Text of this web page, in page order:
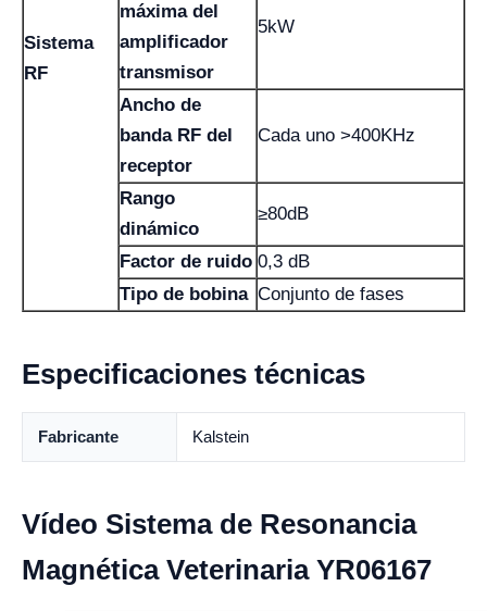
Sistema
RF
máxima del
amplificador
transmisor
5kW
Ancho de
banda RF del
receptor
Cada uno >400KHz
Rango
dinámico
≥80dB
Factor de ruido 0,3 dB
Tipo de bobina Conjunto de fases
Especificaciones técnicas
Fabricante Kalstein
Vídeo Sistema de Resonancia
Magnética Veterinaria YR06167